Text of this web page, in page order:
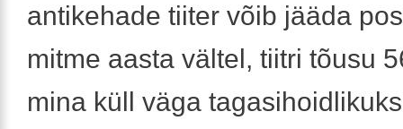
antikehade tiiter võib jääda
mitme aasta vältel, tiitri tõusu
mina küll väga